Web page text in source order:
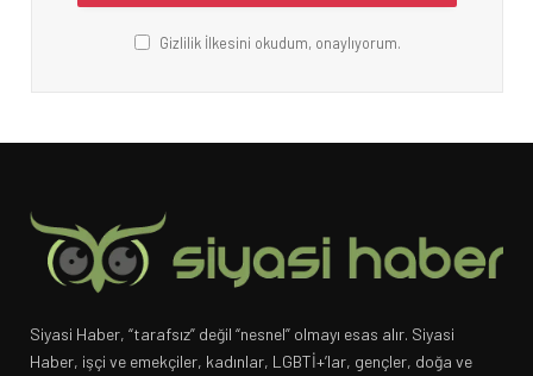
Gizlilik İlkesini okudum, onaylıyorum.
Siyasi Haber, “tarafsız” değil “nesnel” olmayı esas alır. Siyasi
Haber, işçi ve emekçiler, kadınlar, LGBTİ+’lar, gençler, doğa ve